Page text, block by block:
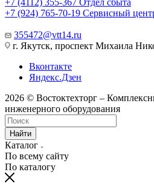
+7 (924) 765-70-19 Сервисный
355472@vtt14.ru
г. Якутск, проспект Михаила
Вконтакте
Яндекс.Дзен
2026 © Востоктехторг –
инженерного оборудования
Найти
Каталог
По всему сайту
По каталогу